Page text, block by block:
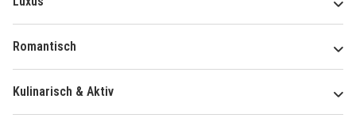
Romantisch
Kulinarisch & Aktiv